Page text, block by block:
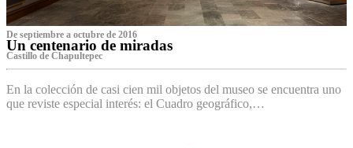
De septiembre a octubre de 2016
Un centenario de miradas
Castillo de Chapultepec
En la colección de casi cien mil objetos del museo se encuentra uno
que reviste especial interés: el Cuadro geográfico,…